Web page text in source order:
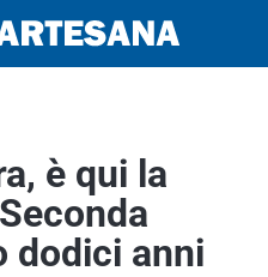
è qui la
dodici anni